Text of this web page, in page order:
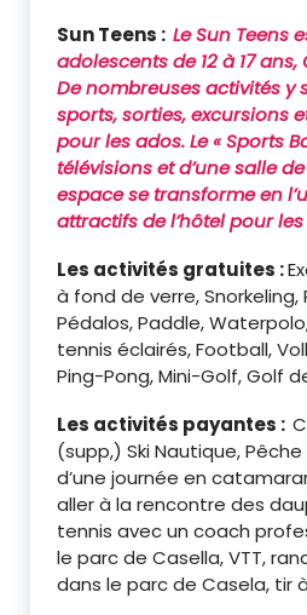
Sun Teens : LeSun Teens
adolescents de 12 à 17 ans,
De nombreuses activités y
sports, sorties, excursions
pour les ados. Le « Sports
télévisions et d’une salle
espace se transforme en
attractifs de l’hôtel pour
Les activités gratuites :
à fond de verre, Snorkeling,
Pédalos, Paddle,
tennis éclairés, Football,
Ping-Pong, Mini-Golf, Golf
Les activités payantes :
(supp,) Ski Nautique,
d’une journée en
aller à la rencontre des
tennis avec un coach
le parc de Casella, VTT,
dans le parc de Casela, tir à